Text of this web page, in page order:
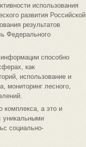
использования
развития Российской
результатов
Федерального
способно
как
использование и
мониторинг лесного,
комплекса, а это и
уникальными
социально-